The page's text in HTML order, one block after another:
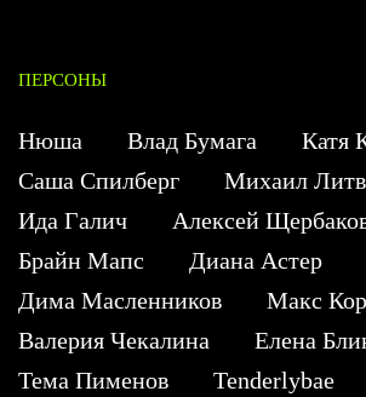
ПЕРСОНЫ
Нюша Влад Бумага
Катя
Саша Спилберг
Михаил
Ида Галич
Алексей
Брайн Мапс
Диана Астер
Дима Масленников
Макс
Валерия Чекалина
Елена
Тема Пименов
Tenderlybae